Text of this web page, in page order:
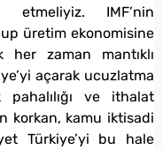
etmeliyiz. IMF’nin
üretim ekonomisine
zaman mantıklı
açarak ucuzlatma
ve ithalat
korkan, kamu iktisadi
Türkiye’yi bu hale